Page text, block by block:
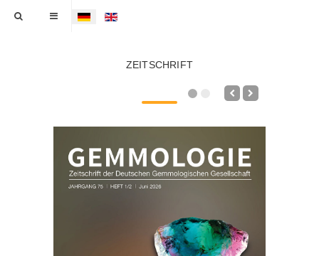
Sprache auswählen
ZEITSCHRIFT